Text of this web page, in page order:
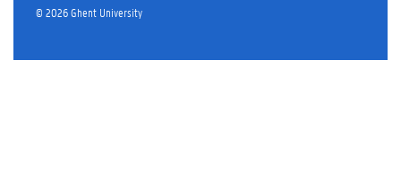
© 2026 Ghent University